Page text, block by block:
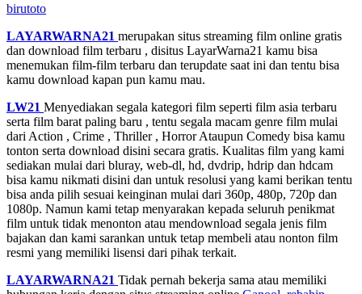
birutoto
LAYARWARNA21 merupakan situs streaming film online gratis
dan download film terbaru , disitus LayarWarna21 kamu bisa
menemukan film-film terbaru dan terupdate saat ini dan tentu bisa
kamu download kapan pun kamu mau.
LW21 Menyediakan segala kategori film seperti film asia terbaru
serta film barat paling baru , tentu segala macam genre film mulai
dari Action , Crime , Thriller , Horror Ataupun Comedy bisa kamu
tonton serta download disini secara gratis. Kualitas film yang kami
sediakan mulai dari bluray, web-dl, hd, dvdrip, hdrip dan hdcam
bisa kamu nikmati disini dan untuk resolusi yang kami berikan tentu
bisa anda pilih sesuai keinginan mulai dari 360p, 480p, 720p dan
1080p. Namun kami tetap menyarakan kepada seluruh penikmat
film untuk tidak menonton atau mendownload segala jenis film
bajakan dan kami sarankan untuk tetap membeli atau nonton film
resmi yang memiliki lisensi dari pihak terkait.
LAYARWARNA21 Tidak pernah bekerja sama atau memiliki